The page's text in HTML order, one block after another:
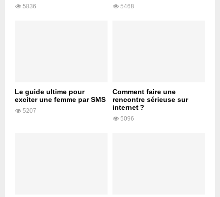
5836 5468
Le guide ultime pour
exciter une femme par SMS
5207
Comment faire une
rencontre sérieuse sur
internet ?
5096